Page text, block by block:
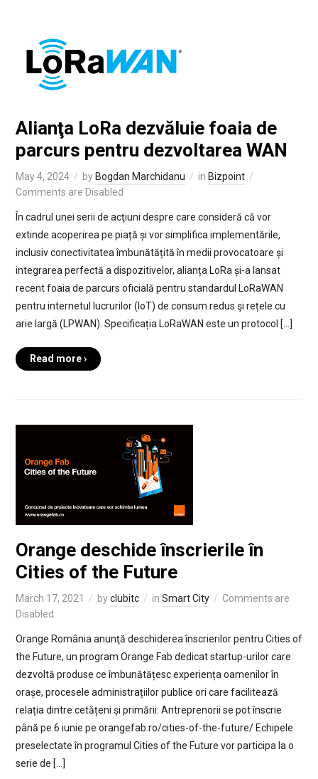
Alianţa LoRa dezvăluie foaia de
parcurs pentru dezvoltarea WAN
May 4, 2024 by Bogdan Marchidanu in Bizpoint
Comments are Disabled
În cadrul unei serii de acţiuni despre care consideră că vor
extinde acoperirea pe piață și vor simplifica implementările,
inclusiv conectivitatea îmbunătățită în medii provocatoare și
integrarea perfectă a dispozitivelor, alianța LoRa și-a lansat
recent foaia de parcurs oficială pentru standardul LoRaWAN
pentru internetul lucrurilor (IoT) de consum redus şi rețele cu
arie largă (LPWAN). Specificația LoRaWAN este un protocol […]
Read more ›
Orange deschide înscrierile în
Cities of the Future
March 17, 2021 byclubitc in Smart City
Comments are
Disabled
Orange România anunţă deschiderea înscrierilor pentru Cities of
the Future, un program Orange Fab dedicat startup-urilor care
dezvoltă produse ce îmbunătățesc experiența oamenilor în
orașe, procesele administrațiilor publice ori care facilitează
relația dintre cetățeni și primării. Antreprenorii se pot înscrie
până pe 6 iunie pe orangefab.ro/cities-of-the-future/ Echipele
preselectate în programul Cities of the Future vor participa la o
serie de […]